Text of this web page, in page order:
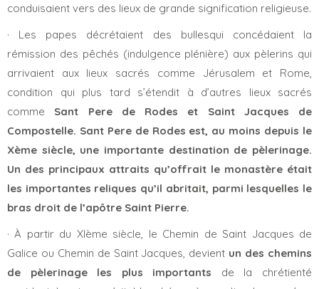
conduisaient vers des lieux de grande signification religieuse.
· Les papes décrétaient des bullesqui concédaient la
rémission des pêchés (indulgence plénière) aux pèlerins qui
arrivaient aux lieux sacrés comme Jérusalem et Rome,
condition qui plus tard s’étendit à d’autres lieux sacrés
comme Sant Pere de Rodes et Saint Jacques de
Compostelle. Sant Pere de Rodes est, au moins depuis le
Xème siècle, une importante destination de pèlerinage.
Un des principaux attraits qu’offrait le monastère était
les importantes reliques qu’il abritait, parmi lesquelles le
bras droit de l’apôtre Saint Pierre.
· À partir du XIème siècle, le Chemin de Saint Jacques de
Galice ou Chemin de Saint Jacques, devient un des chemins
de pèlerinage les plus importants de la chrétienté